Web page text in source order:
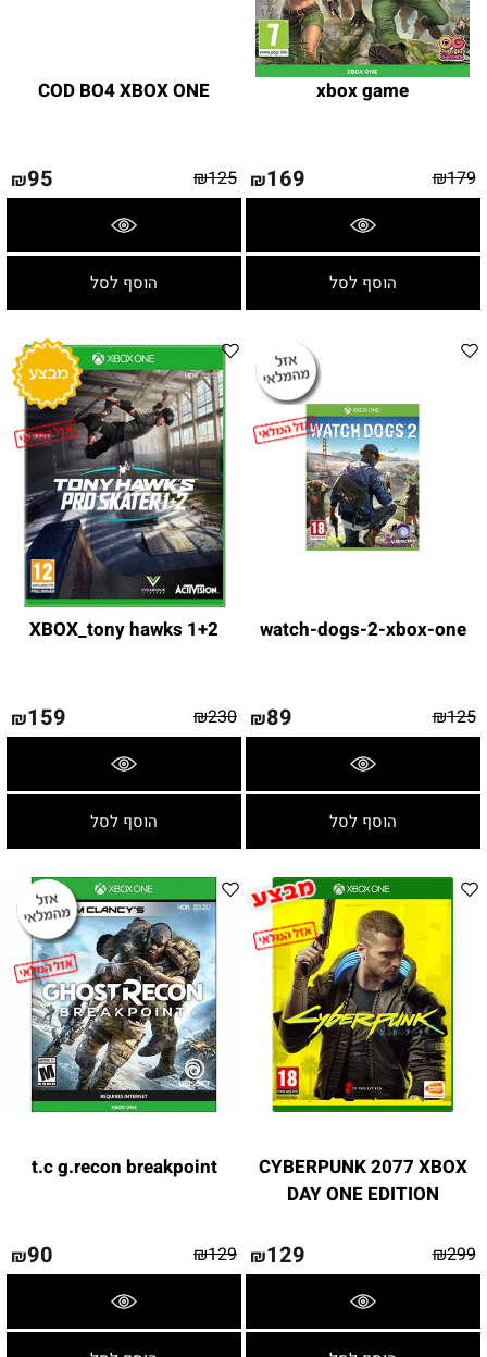
xbox game
₪179
₪169
הוסף לסל
COD BO4 XBOX ONE
₪125
₪95
הוסף לסל
watch-dogs-2-xbox-one
₪125
₪89
הוסף לסל
XBOX_tony hawks 1+2
₪230
₪159
הוסף לסל
CYBERPUNK 2077 XBOX
DAY ONE EDITION
₪299
₪129
t.c g.recon breakpoint
₪129
₪90